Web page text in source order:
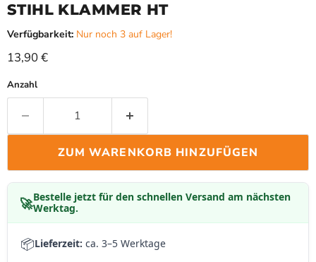
STIHL KLAMMER HT
Verfügbarkeit: Nur noch 3 auf Lager!
Aktueller Preis
13,90 €
Anzahl
ZUM WARENKORB HINZUFÜGEN
🚀Bestelle jetzt für den schnellen Versand am nächsten
Werktag.
📦Lieferzeit: ca. 3–5 Werktage